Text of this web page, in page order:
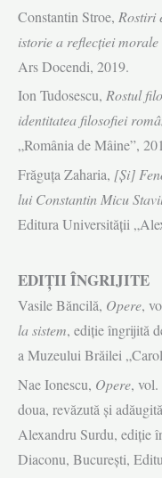
Constantin Stroe, Rostiri
istorie a reflecţiei
Ars Docendi, 2019.
Ion Tudosescu, Rostul
identitatea filosofiei
„România de Mâine”,
Frăguţa Zaharia, [Şi]
lui Constantin Micu
Editura Universităţii
EDIŢII ÎNGRIJITE
Vasile Băncilă, Opere,
la sistem, ediţie îngrijită
a Muzeului Brăilei
Nae Ionescu, Opere, vol.
doua, revăzută şi
Alexandru Surdu, ediţie
Diaconu, Bucureşti,